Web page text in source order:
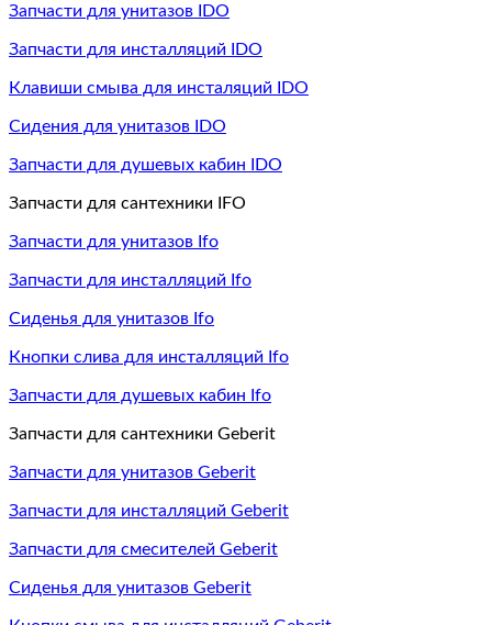
Запчасти для унитазов IDO
Запчасти для инсталляций IDO
Клавиши смыва для инсталяций IDO
Сидения для унитазов IDO
Запчасти для душевых кабин IDO
Запчасти для сантехники IFO
Запчасти для унитазов Ifo
Запчасти для инсталляций Ifo
Сиденья для унитазов Ifo
Кнопки слива для инсталляций Ifo
Запчасти для душевых кабин Ifo
Запчасти для сантехники Geberit
Запчасти для унитазов Geberit
Запчасти для инсталляций Geberit
Запчасти для смесителей Geberit
Сиденья для унитазов Geberit